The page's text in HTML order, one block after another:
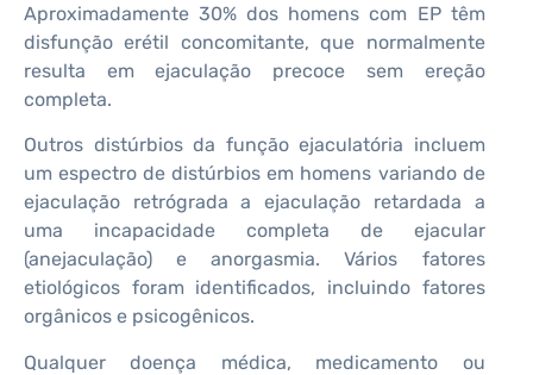
Aproximadamente 30% dos homens com EP têm
disfunção erétil concomitante, que normalmente
resulta em ejaculação precoce sem ereção
completa.
Outros distúrbios da função ejaculatória incluem
um espectro de distúrbios em homens variando de
ejaculação retrógrada a ejaculação retardada a
uma incapacidade completa de ejacular
(anejaculação) e anorgasmia. Vários fatores
etiológicos foram identificados, incluindo fatores
orgânicos e psicogênicos.
Qualquer doença médica, medicamento ou